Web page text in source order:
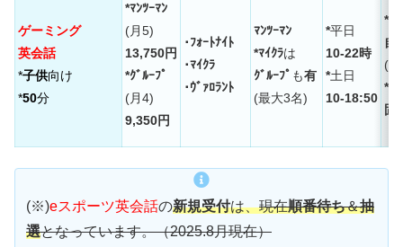
ゲーミング
英会話
*子供向け
*50分
*ﾏﾝﾂｰﾏﾝ
(月5)
13,750円
*ｸﾞﾙｰﾌﾟ
(月4)
9,350円
･ﾌｫｰﾄﾅｲﾄ
･ﾏｲｸﾗ
･ｳﾞｧﾛﾗﾝﾄ
ﾏﾝﾂｰﾏﾝ
*ﾏｲｸﾗは
ｸﾞﾙｰﾌﾟ も有
(最大3名)
*平日
10-22時
*土日
10-18:50
*ﾏ
自
(
*ｸ
固
(※)eスポーツ英会話の新規受付は、現在順番待ち＆抽
選となっています。（2025.8月現在）